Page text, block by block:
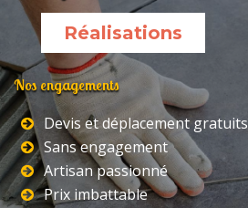
Réalisations
Nos engagements
Devis et déplacement gratuits
Sans engagement
Artisan passionné
Prix imbattable